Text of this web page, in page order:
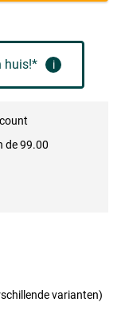
huis!* i
de 99.00
varianten)